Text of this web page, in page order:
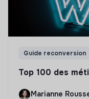
Guide reconversion
Top 100 des
Marianne